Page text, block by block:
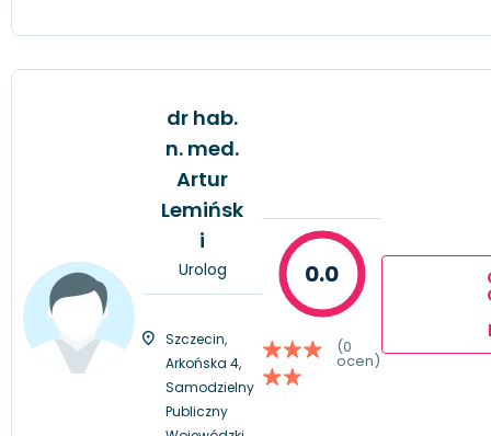
dr hab.
n. med.
Artur
Lemińsk
i
Urolog
Szczecin,
Arkońska 4,
Samodzielny
Publiczny
0.0
(0
ocen)